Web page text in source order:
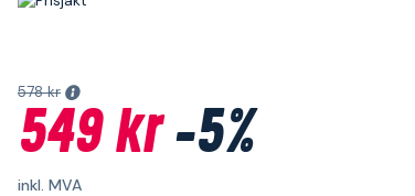
578 kr
549 kr-5%
inkl. MVA